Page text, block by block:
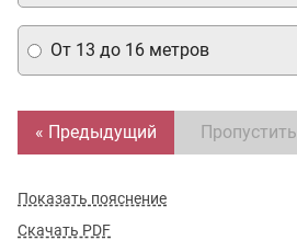
От 13 до 16 метров
« Предыдущий Пропустить
Показать пояснение
Скачать PDF